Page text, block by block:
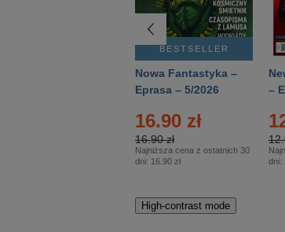
BESTSELLER
Nowa Fantastyka –
Eprasa – 5/2026
16.90 zł
16.90 zł
Najniższa cena z ostatnich 30
dni: 16.90 zł
–
dni:
High-contrast mode